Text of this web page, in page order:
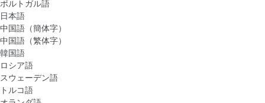
ポルトガル語
日本語
中国語（簡体字）
中国語（繁体字）
韓国語
ロシア語
スウェーデン語
トルコ語